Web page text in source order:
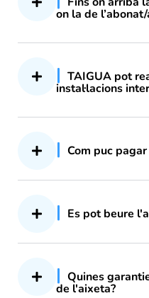
on la de
TAIGUA pot
instal·lacions
Com puc
Es pot beure
Quines
de l'aixeta?